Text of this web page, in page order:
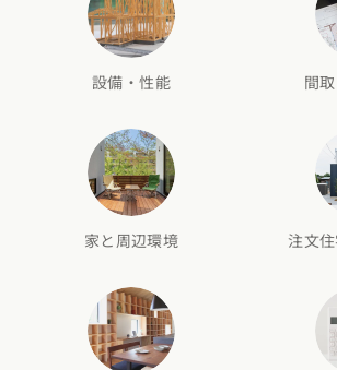
設備・性能 間
家と周辺環境 注文
カタログ 請求